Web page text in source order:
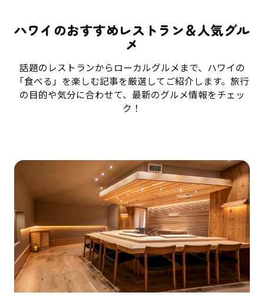
ハワイのおすすめレストラン＆人気グル
メ
話題のレストランからローカルグルメまで、ハワイの
「食べる」を楽しむ記事を厳選してご紹介します。旅行
の目的や気分に合わせて、最新のグルメ情報をチェッ
ク！